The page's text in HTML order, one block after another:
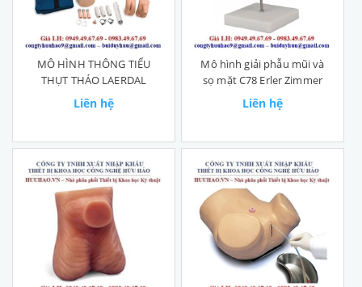
MÔ HÌNH THÔNG TIỂU
THỤT THÁO LAERDAL
Liên hệ
Mô hình giải phẫu mũi và
sọ mặt C78 Erler Zimmer
Liên hệ